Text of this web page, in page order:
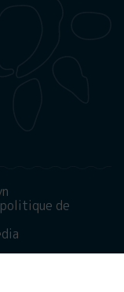
de